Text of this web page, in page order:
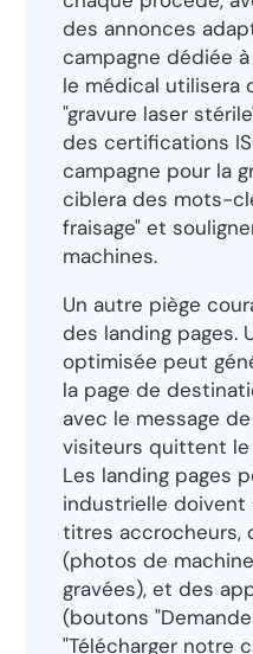
des annonces
campagne dédiée
le médical utilisera
"gravure laser
des certifications
campagne pour la
ciblera des mots-
fraisage" et
machines.
Un autre piège
des landing pages.
optimisée peut
la page de
avec le message
visiteurs quittent
Les landing pages
industrielle doivent
titres accrocheurs,
(photos de
gravées), et des
(boutons
"Télécharger notre